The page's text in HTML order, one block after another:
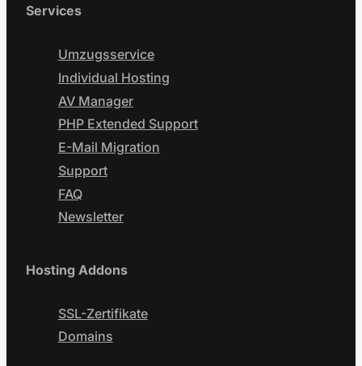
Services
Umzugsservice
Individual Hosting
AV Manager
PHP Extended Support
E-Mail Migration
Support
FAQ
Newsletter
Hosting Addons
SSL-Zertifikate
Domains